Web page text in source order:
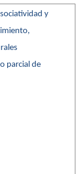
y
parcial de